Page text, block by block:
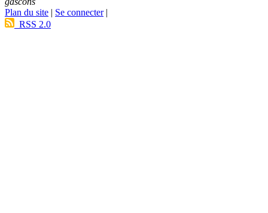
Plan du site | Se connecter|
RSS 2.0